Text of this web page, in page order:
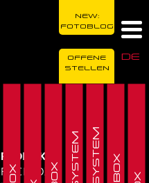
DE
NEW:
FOTOBLOG
OFFENE
STELLEN
PRODUKTE
ROCKBOX